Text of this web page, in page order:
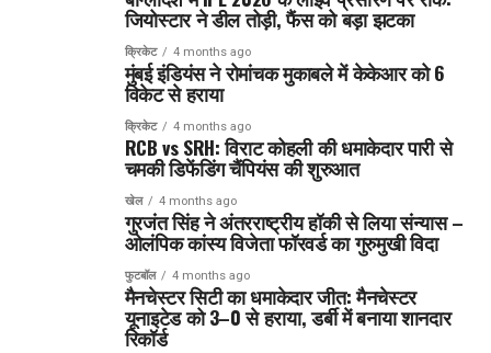
जियोस्टार ने डील तोड़ी, फैंस को बड़ा झटका
क्रिकेट 4 months ago
मुंबई इंडियंस ने रोमांचक मुकाबले में केकेआर को 6
विकेट से हराया
क्रिकेट 4 months ago
RCB vs SRH: विराट कोहली की धमाकेदार पारी से
चमकी डिफेंडिंग चैंपियंस की शुरुआत
खेल 4 months ago
गुरजंत सिंह ने अंतरराष्ट्रीय हॉकी से लिया संन्यास –
ओलंपिक कांस्य विजेता फॉरवर्ड का गुरुमुखी विदा
फुटबॉल 4 months ago
मैनचेस्टर सिटी का धमाकेदार जीत: मैनचेस्टर
यूनाइटेड को 3–0 से हराया, डर्बी में बनाया शानदार
रिकॉर्ड